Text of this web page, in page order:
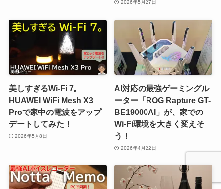
2026年5月27日
美しすぎるWi-Fi 7。
HUAWEI WiFi Mesh X3
Proで家中の電波をアップ
デートしてみた！
2026年5月8日
AI対応の最強ゲーミングル
ーター「ROG Rapture GT-
BE19000AI」が、家での
Wi-Fi環境を大きく変えそ
う！
2026年4月22日